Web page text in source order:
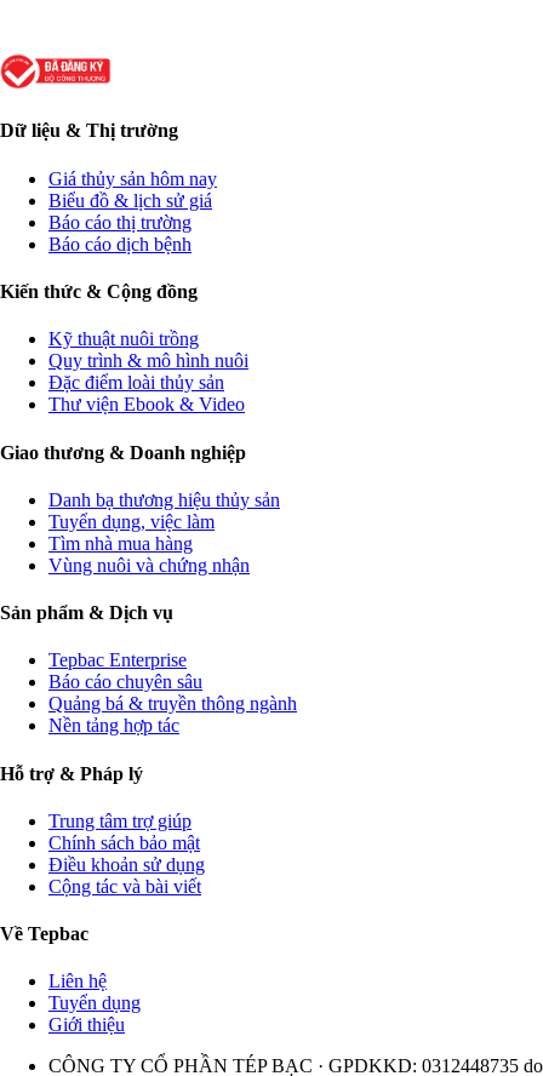
Dữ liệu & Thị trường
Giá thủy sản hôm nay
Biểu đồ & lịch sử giá
Báo cáo thị trường
Báo cáo dịch bệnh
Kiến thức & Cộng đồng
Kỹ thuật nuôi trồng
Quy trình & mô hình nuôi
Đặc điểm loài thủy sản
Thư viện Ebook & Video
Giao thương & Doanh nghiệp
Danh bạ thương hiệu thủy sản
Tuyển dụng, việc làm
Tìm nhà mua hàng
Vùng nuôi và chứng nhận
Sản phẩm & Dịch vụ
Tepbac Enterprise
Báo cáo chuyên sâu
Quảng bá & truyền thông ngành
Nền tảng hợp tác
Hỗ trợ & Pháp lý
Trung tâm trợ giúp
Chính sách bảo mật
Điều khoản sử dụng
Cộng tác và bài viết
Về Tepbac
Liên hệ
Tuyển dụng
Giới thiệu
CÔNG TY CỔ PHẦN TÉP BẠC · GPDKKD: 0312448735 do